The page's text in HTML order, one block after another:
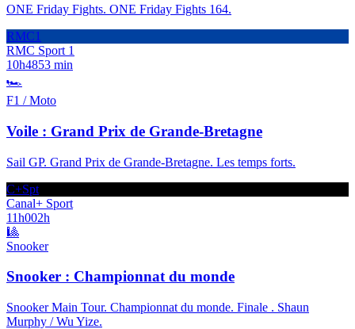
ONE Friday Fights. ONE Friday Fights 164.
RMC1
RMC Sport 1
10h4853 min
🏎️
F1 / Moto
Voile : Grand Prix de Grande-Bretagne
Sail GP. Grand Prix de Grande-Bretagne. Les temps forts.
C+Spt
Canal+ Sport
11h002h
🎱
Snooker
Snooker : Championnat du monde
Snooker Main Tour. Championnat du monde. Finale . Shaun
Murphy / Wu Yize.